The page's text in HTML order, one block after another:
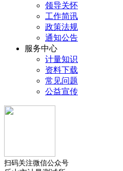
领导关怀
工作简讯
政策法规
通知公告
服务中心
计量知识
资料下载
常见问题
公益宣传
扫码关注微信公众号